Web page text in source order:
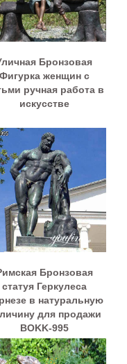
Бронзовая
Фигурка женщин с
ручная работа в
искусстве
Бронзовая
статуя Геркулеса
в натуральную
для продажи
BOKK-995